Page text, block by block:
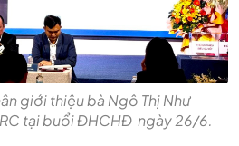
giới thiệu bà Ngô Thị Như
tại buổi ĐHCHĐ ngày 26/6.